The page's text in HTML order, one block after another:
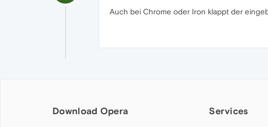
Auch bei Chrome oder Iron klappt der
Download Opera Services